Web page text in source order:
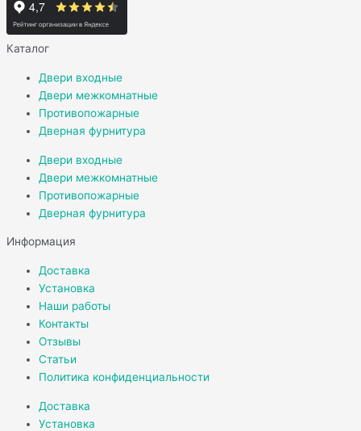
Каталог
Двери входные
Двери межкомнатные
Противопожарные
Дверная фурнитура
Двери входные
Двери межкомнатные
Противопожарные
Дверная фурнитура
Информация
Доставка
Установка
Наши работы
Контакты
Отзывы
Статьи
Политика конфиденциальности
Доставка
Установка